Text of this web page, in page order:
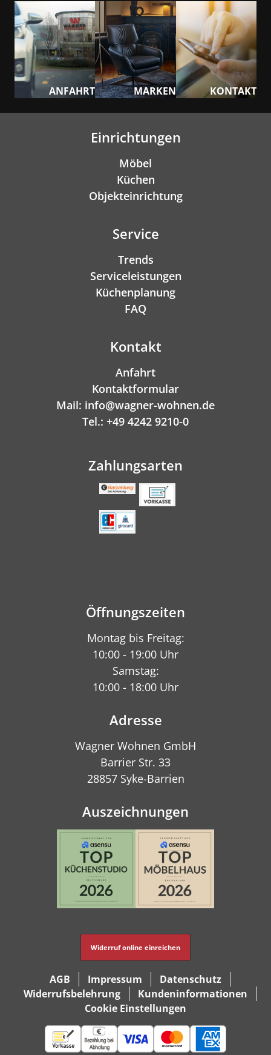
ANFAHRT MARKEN KONTAKT
Einrichtungen
Möbel
Küchen
Objekteinrichtung
Service
Trends
Serviceleistungen
Küchenplanung
FAQ
Kontakt
Anfahrt
Kontaktformular
Mail: info@wagner-wohnen.de
Tel.: +49 4242 9210-0
Zahlungsarten
Öffnungszeiten
Montag bis Freitag:
10:00 - 19:00 Uhr
Samstag:
10:00 - 18:00 Uhr
Adresse
Wagner Wohnen GmbH
Barrier Str. 33
28857 Syke-Barrien
Auszeichnungen
Widerruf online einreichen
AGB Impressum
Datenschutz
Widerrufsbelehrung
Kundeninformationen
Cookie Einstellungen